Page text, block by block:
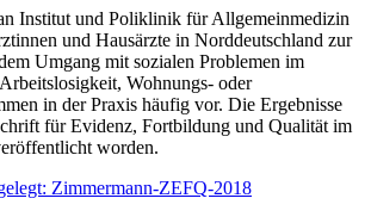
Institut und Poliklinik für Allgemeinmedizin
und Hausärzte in Norddeutschland zur
Umgang mit sozialen Problemen im
Wohnungs- oder
in der Praxis häufig vor. Die Ergebnisse
für Evidenz, Fortbildung und Qualität im
worden.
Zimmermann-ZEFQ-2018